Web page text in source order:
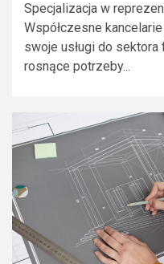
Specjalizacja w
Współczesne
swoje usługi do
rosnące potrzeby...